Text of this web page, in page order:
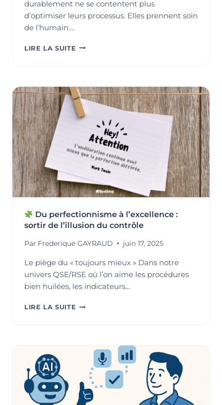
durablement ne se contentent plus
d’optimiser leurs processus. Elles prennent soin
de l’humain….
LIRE LA SUITE ERGONOMIE
VIE
AU
TRAVAIL
:
LEVIER
STRATÉGIQUE
DE
PERFORMANCE
DURABLE
Du perfectionnisme à l’excellence :
sortir de l’illusion du contrôle
Par Frederique GAYRAUD juin 17, 2025
Le piège du « toujours mieux » Dans notre
univers QSE/RSE où l’on aime les procédures
bien huilées, les indicateurs…
LIRE LA SUITE
L’EXCELLENCE
SORTIR
L’ILLUSION
DU